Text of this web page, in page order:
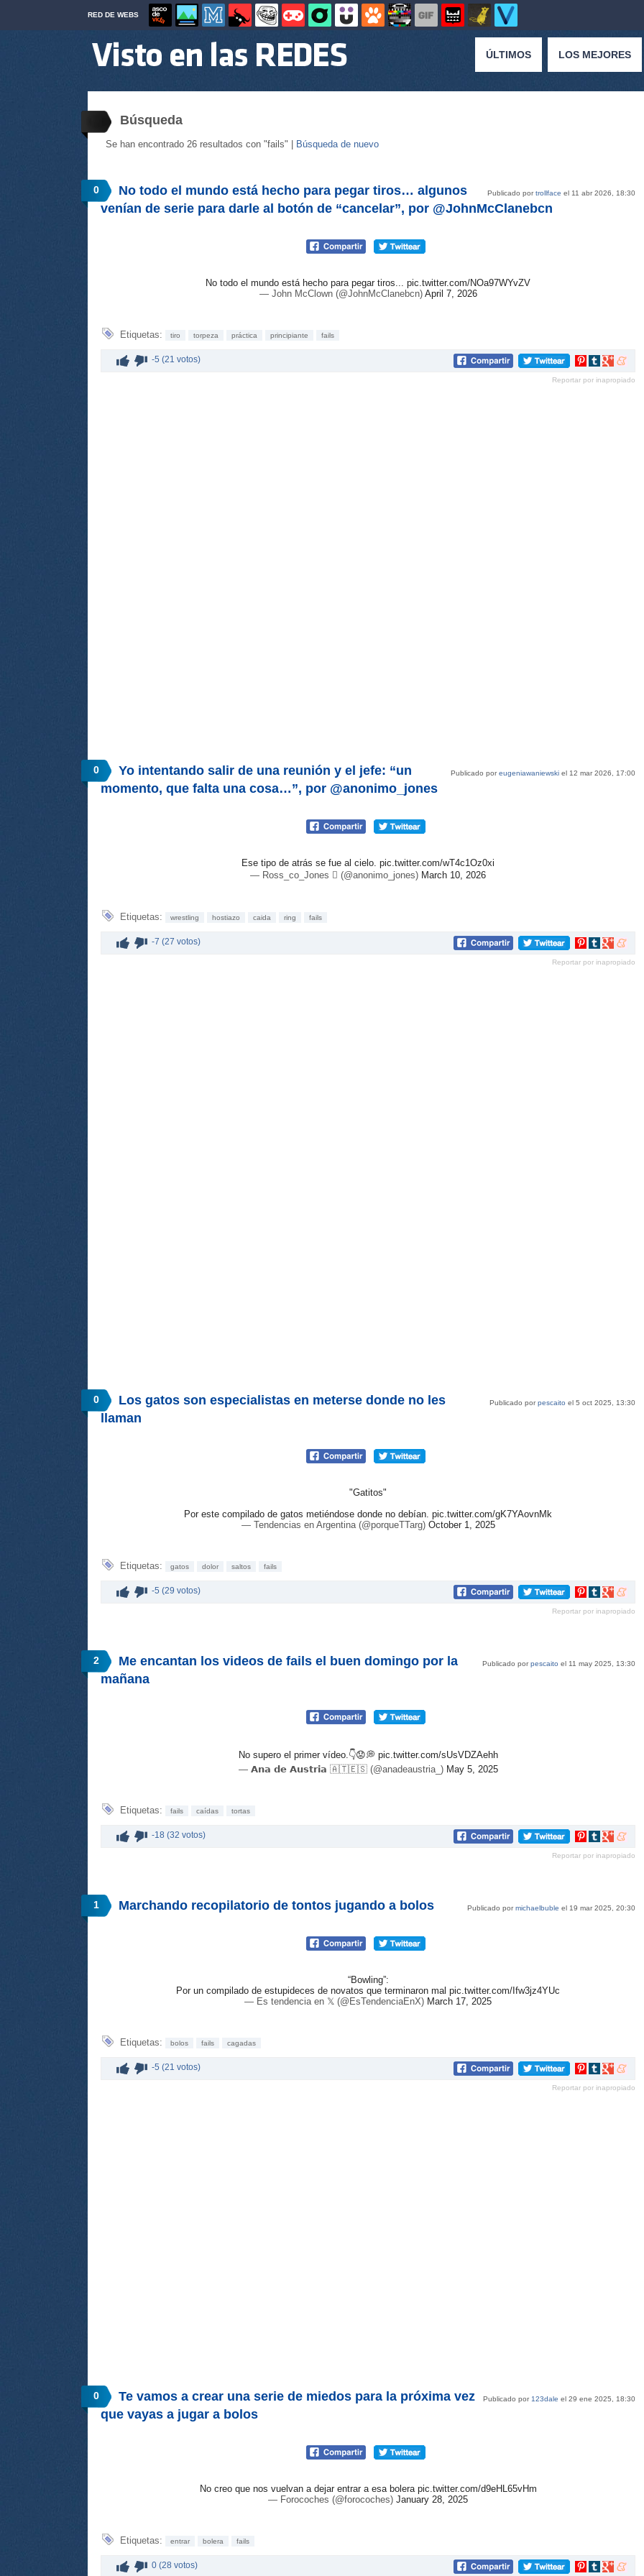
RED DE WEBS
ÚLTIMOS LOS MEJORES
Búsqueda
Se han encontrado 26 resultados con "fails" | Búsqueda de nuevo
0 Publicado portrollface el 11 abr 2026, 18:30
No todo el mundo está hecho para pegar tiros… algunos
venían de serie para darle al botón de “cancelar”, por @JohnMcClanebcn
No todo el mundo está hecho para pegar tiros... pic.twitter.com/NOa97WYvZV
— John McClown (@JohnMcClanebcn) April 7, 2026
Etiquetas: tiro torpeza práctica principiante fails
-5 (21 votos)
Compartir
Pinterest
Compartir
tumblr
Compartir
Google+
Reportar por inapropiado
0 Publicado poreugeniawaniewski el 12 mar 2026, 17:00
Yo intentando salir de una reunión y el jefe: “un
momento, que falta una cosa…”, por @anonimo_jones
Ese tipo de atrás se fue al cielo. pic.twitter.com/wT4c1Oz0xi
— Ross_co_Jones  (@anonimo_jones) March 10, 2026
Etiquetas: wrestling hostiazo caida ring fails
-7 (27 votos)
Compartir
Pinterest
Compartir
tumblr
Compartir
Google+
Reportar por inapropiado
0 Publicado porpescaito el 5 oct 2025, 13:30
Los gatos son especialistas en meterse donde no les
llaman
"Gatitos"
Por este compilado de gatos metiéndose donde no debían. pic.twitter.com/gK7YAovnMk
— Tendencias en Argentina (@porqueTTarg) October 1, 2025
Etiquetas: gatos dolor saltos fails
-5 (29 votos)
Compartir
Pinterest
Compartir
tumblr
Compartir
Google+
Reportar por inapropiado
2 Publicado porpescaito el 11 may 2025, 13:30
Me encantan los videos de fails el buen domingo por la
mañana
No supero el primer vídeo.👇😟💭 pic.twitter.com/sUsVDZAehh
— 𝗔𝗻𝗮 𝗱𝗲 𝗔𝘂𝘀𝘁𝗿𝗶𝗮 🇦🇹🇪🇸 (@anadeaustria_) May 5, 2025
Etiquetas: fails caídas tortas
-18 (32 votos)
Compartir
Pinterest
Compartir
tumblr
Compartir
Google+
Reportar por inapropiado
1 Publicado pormichaelbuble el 19 mar 2025, 20:30
Marchando recopilatorio de tontos jugando a bolos
“Bowling”:
Por un compilado de estupideces de novatos que terminaron mal pic.twitter.com/Ifw3jz4YUc
— Es tendencia en 𝕏 (@EsTendenciaEnX) March 17, 2025
Etiquetas: bolos fails cagadas
-5 (21 votos)
Compartir
Pinterest
Compartir
tumblr
Compartir
Google+
Reportar por inapropiado
0 Publicado por 123dale el 29 ene 2025, 18:30
Te vamos a crear una serie de miedos para la próxima vez
que vayas a jugar a bolos
No creo que nos vuelvan a dejar entrar a esa bolera pic.twitter.com/d9eHL65vHm
— Forocoches (@forocoches) January 28, 2025
Etiquetas: entrar bolera fails
0 (28 votos)
Compartir
Compartir
Compartir